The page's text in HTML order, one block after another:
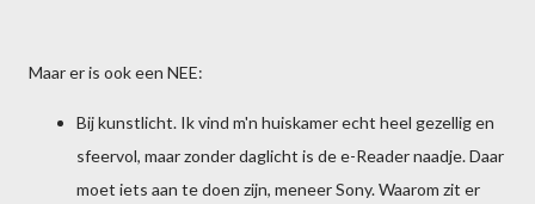
Maar er is ook een NEE:
Bij kunstlicht. Ik vind m'n huiskamer echt heel gezellig en
sfeervol, maar zonder daglicht is de e-Reader naadje. Daar
moet iets aan te doen zijn, meneer Sony. Waarom zit er